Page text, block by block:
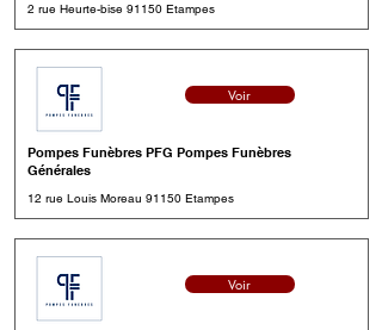
2 rue Heurte-bise 91150 Etampes
Voir
Pompes Funèbres PFG Pompes Funèbres
Générales
12 rue Louis Moreau 91150 Etampes
Voir